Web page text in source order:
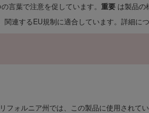
言葉で注意を促しています。 重要 は製品の
関連するEU規制に適合しています。詳細に
フォルニア州では、この製品に使用されて